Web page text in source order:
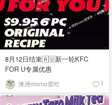
8月12日结束🇦🇺新一轮KFC
FOR U专属优惠
澳洲momo爱吃 1